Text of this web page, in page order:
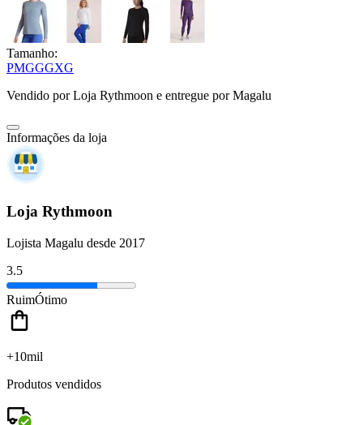
Tamanho:
PMGGGXG
Vendido porLoja Rythmoon e entregue por Magalu
Informações da loja
Loja Rythmoon
Lojista Magalu desde 2017
3.5
RuimÓtimo
+10mil
Produtos vendidos